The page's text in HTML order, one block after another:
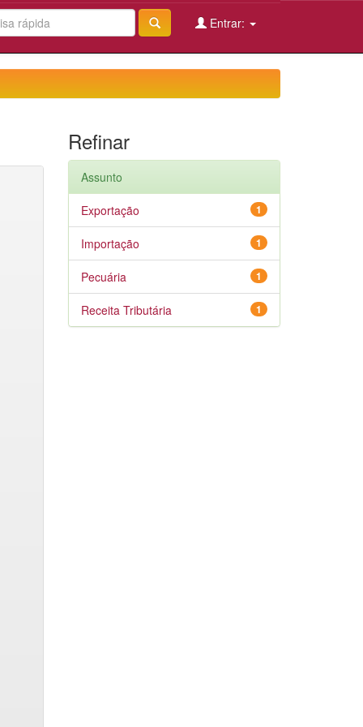
Entrar:
Refinar
Assunto
1
Exportação
1
Importação
1
Pecuária
1
Receita Tributária